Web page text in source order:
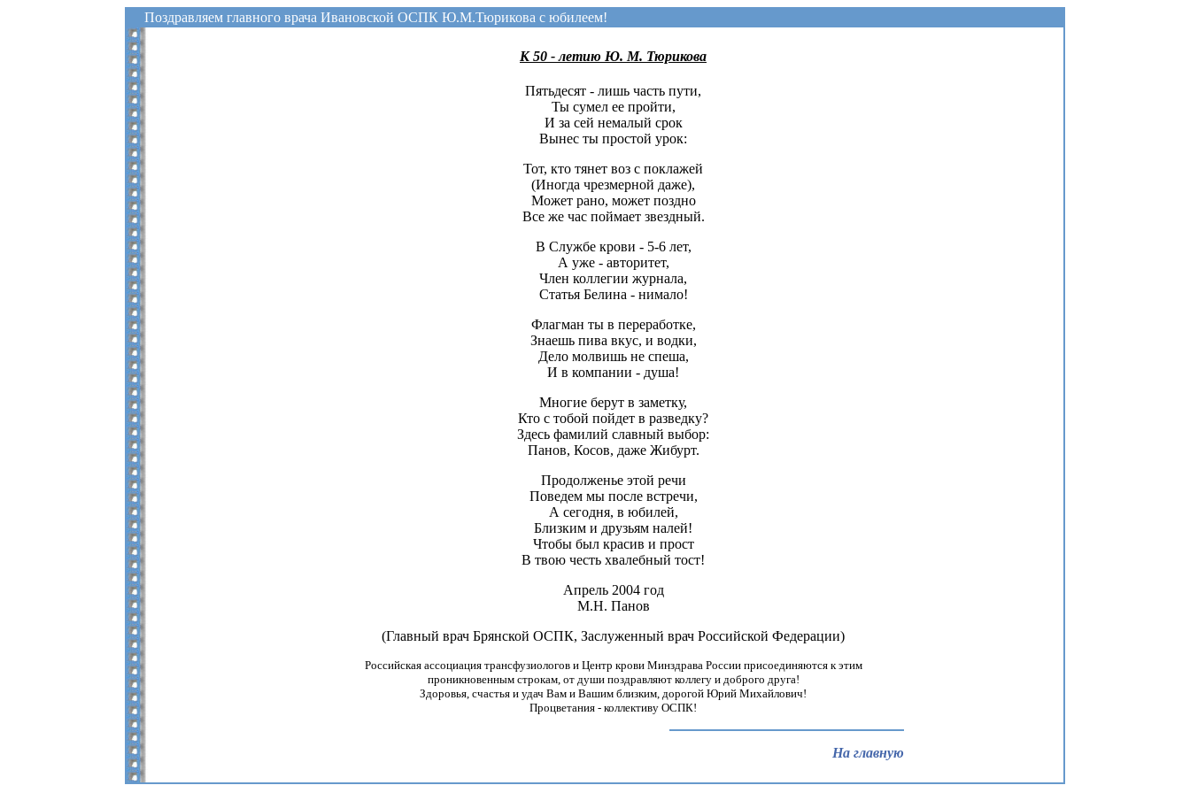
Поздравляем главного врача Ивановской ОСПК Ю.М.Тюрикова с юбилеем!
К 50 - летию Ю. М. Тюрикова
Пятьдесят - лишь часть пути,
Ты сумел ее пройти,
И за сей немалый срок
Вынес ты простой урок:
Тот, кто тянет воз с поклажей
(Иногда чрезмерной даже),
Может рано, может поздно
Все же час поймает звездный.
В Службе крови - 5-6 лет,
А уже - авторитет,
Член коллегии журнала,
Статья Белина - нимало!
Флагман ты в переработке,
Знаешь пива вкус, и водки,
Дело молвишь не спеша,
И в компании - душа!
Многие берут в заметку,
Кто с тобой пойдет в разведку?
Здесь фамилий славный выбор:
Панов, Косов, даже Жибурт.
Продолженье этой речи
Поведем мы после встречи,
А сегодня, в юбилей,
Близким и друзьям налей!
Чтобы был красив и прост
В твою честь хвалебный тост!
Апрель 2004 год
М.Н. Панов
(Главный врач Брянской ОСПК, Заслуженный врач Российской Федерации)
Российская ассоциация трансфузиологов и Центр крови Минздрава России присоединяются к этим
проникновенным строкам, от души поздравляют коллегу и доброго друга!
Здоровья, счастья и удач Вам и Вашим близким, дорогой Юрий Михайлович!
Процветания - коллективу ОСПК!
На главную